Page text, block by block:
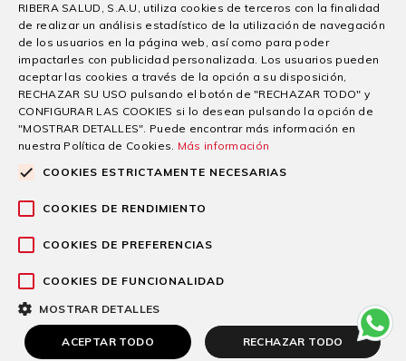
“Esta empresa ha recibido una subvención de la Comunidad Autónoma de la
a la solvencia empresarial en respuesta a la pandemia de la Covid-19”.
© 2026 Grupo sanitario Ribera
Aviso legal|Política de Privacidad y Protección de Datos|
RIBERA SALUD, S.A.U, utiliza cookies de terceros con la finalidad
de realizar un análisis estadístico de la utilización de navegación
de los usuarios en la página web, así como para poder
impactarles con publicidad personalizada. Los usuarios pueden
aceptar las cookies a través de la opción a su disposición,
RECHAZAR SU USO pulsando el botón de "RECHAZAR TODO" y
CONFIGURAR LAS COOKIES si lo desean pulsando la opción de
"MOSTRAR DETALLES". Puede encontrar más información en
nuestra Política de Cookies. Más información
COOKIES ESTRICTAMENTE NECESARIAS
COOKIES DE RENDIMIENTO
COOKIES DE PREFERENCIAS
COOKIES DE FUNCIONALIDAD
MOSTRAR DETALLES
ACEPTAR TODO RECHAZAR TODO